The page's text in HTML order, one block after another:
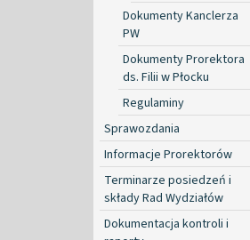
Dokumenty Kanclerza
PW
Dokumenty Prorektora
ds. Filii w Płocku
Regulaminy
Sprawozdania
Informacje Prorektorów
Terminarze posiedzeń i
składy Rad Wydziałów
Dokumentacja kontroli i